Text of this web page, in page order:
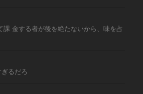
課 金する者が後を絶たないから、味を占
るだろ